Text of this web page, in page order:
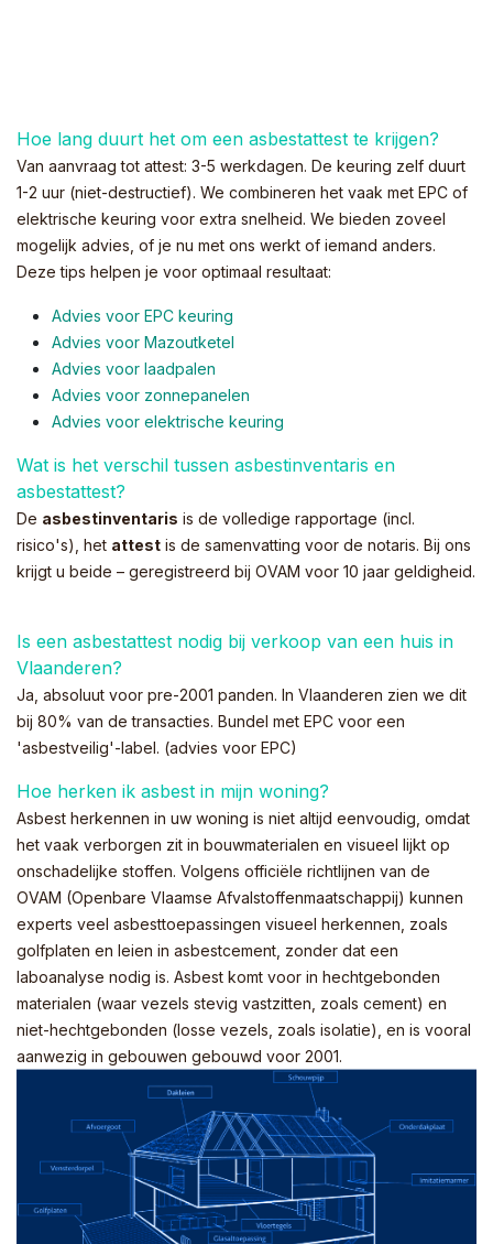
Hoe lang duurt het om een asbestattest te krijgen?
Van aanvraag tot attest: 3-5 werkdagen. De keuring zelf duurt
1-2 uur (niet-destructief). We combineren het vaak met EPC of
elektrische keuring voor extra snelheid. We bieden zoveel
mogelijk advies, of je nu met ons werkt of iemand anders.
Deze tips helpen je voor optimaal resultaat:
Advies voor EPC keuring
Advies voor Mazoutketel
Advies voor laadpalen
Advies voor zonnepanelen
Advies voor elektrische keuring
Wat is het verschil tussen asbestinventaris en
asbestattest?
De asbestinventaris is de volledige rapportage (incl.
risico's), het attest is de samenvatting voor de notaris. Bij ons
krijgt u beide – geregistreerd bij OVAM voor 10 jaar geldigheid.
Is een asbestattest nodig bij verkoop van een huis in
Vlaanderen?
Ja, absoluut voor pre-2001 panden. In Vlaanderen zien we dit
bij 80% van de transacties. Bundel met EPC voor een
'asbestveilig'-label. (advies voor EPC)
Hoe herken ik asbest in mijn woning?
Asbest herkennen in uw woning is niet altijd eenvoudig, omdat
het vaak verborgen zit in bouwmaterialen en visueel lijkt op
onschadelijke stoffen. Volgens officiële richtlijnen van de
OVAM (Openbare Vlaamse Afvalstoffenmaatschappij) kunnen
experts veel asbesttoepassingen visueel herkennen, zoals
golfplaten en leien in asbestcement, zonder dat een
laboanalyse nodig is. Asbest komt voor in hechtgebonden
materialen (waar vezels stevig vastzitten, zoals cement) en
niet-hechtgebonden (losse vezels, zoals isolatie), en is vooral
aanwezig in gebouwen gebouwd voor 2001.